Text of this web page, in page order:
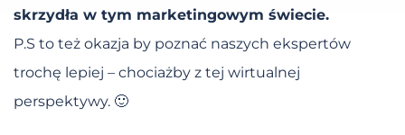
skrzydła w tym marketingowym świecie.
P.S to też okazja by poznać naszych ekspertów
trochę lepiej – chociażby z tej wirtualnej
perspektywy. 🙂